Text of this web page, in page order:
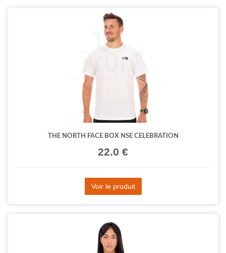
THE NORTH FACE BOX NSE CELEBRATION
22.0 €
Voir le produit